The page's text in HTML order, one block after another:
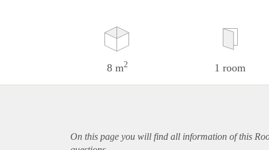
8 m2 1 room
On this page you will find all information of this